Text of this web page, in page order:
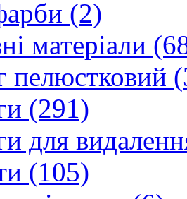
(2)
матеріали
пелюстковий
(291)
для
(105)